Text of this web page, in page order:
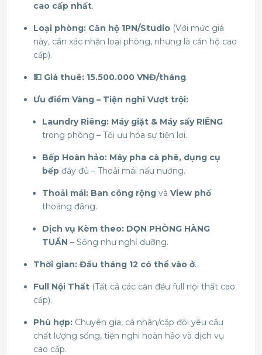
cao cấp nhất.
Loại phòng: Căn hộ 1PN/Studio (Với mức giá
này, cần xác nhận loại phòng, nhưng là căn hộ cao
cấp).
💵 Giá thuê: 15.500.000 VNĐ/tháng.
Ưu điểm Vàng – Tiện nghi Vượt trội:
Laundry Riêng: Máy giặt & Máy sấy RIÊNG
trong phòng – Tối ưu hóa sự tiện lợi.
Bếp Hoàn hảo: Máy pha cà phê, dụng cụ
bếp đầy đủ – Thoải mái nấu nướng.
Thoải mái: Ban công rộng và View phố
thoáng đãng.
Dịch vụ Kèm theo: DỌN PHÒNG HÀNG
TUẦN – Sống như nghỉ dưỡng.
Thời gian: Đầu tháng 12 có thể vào ở.
Full Nội Thất (Tất cả các căn đều full nội thất cao
cấp).
Phù hợp: Chuyên gia, cá nhân/cặp đôi yêu cầu
chất lượng sống, tiện nghi hoàn hảo và dịch vụ
cao cấp.